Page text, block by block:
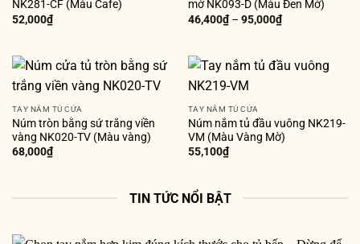
NK281-CF (Màu Cafe)
52,000₫
mờ NK093-D (Màu Đen Mờ)
46,400₫– 95,000₫
TAY NẮM TỦ CỬA
Núm tròn bằng sứ trắng viền
vàng NK020-TV (Màu vàng)
68,000₫
TAY NẮM TỦ CỬA
Núm nắm tủ đầu vuông NK219-
VM (Màu Vàng Mờ)
55,100₫
TIN TỨC NỔI BẬT